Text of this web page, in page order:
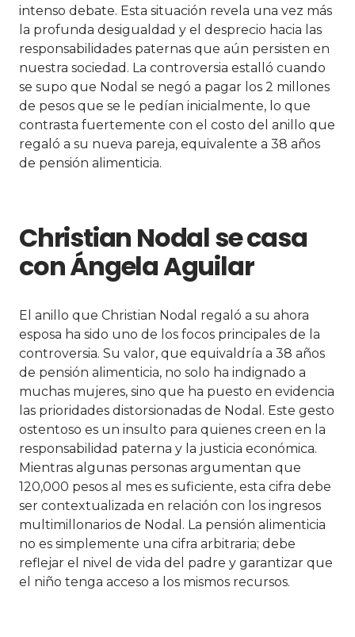
intenso debate. Esta situación revela una vez más
la profunda desigualdad y el desprecio hacia las
responsabilidades paternas que aún persisten en
nuestra sociedad. La controversia estalló cuando
se supo que Nodal se negó a pagar los 2 millones
de pesos que se le pedían inicialmente, lo que
contrasta fuertemente con el costo del anillo que
regaló a su nueva pareja, equivalente a 38 años
de pensión alimenticia.
Christian Nodal se casa
con Ángela Aguilar
El anillo que Christian Nodal regaló a su ahora
esposa ha sido uno de los focos principales de la
controversia. Su valor, que equivaldría a 38 años
de pensión alimenticia, no solo ha indignado a
muchas mujeres, sino que ha puesto en evidencia
las prioridades distorsionadas de Nodal. Este gesto
ostentoso es un insulto para quienes creen en la
responsabilidad paterna y la justicia económica.
Mientras algunas personas argumentan que
120,000 pesos al mes es suficiente, esta cifra debe
ser contextualizada en relación con los ingresos
multimillonarios de Nodal. La pensión alimenticia
no es simplemente una cifra arbitraria; debe
reflejar el nivel de vida del padre y garantizar que
el niño tenga acceso a los mismos recursos.